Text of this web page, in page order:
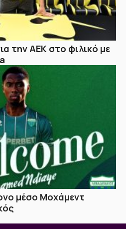
την ΑΕΚ στο φιλικό με
μέσο Μοχάμεντ